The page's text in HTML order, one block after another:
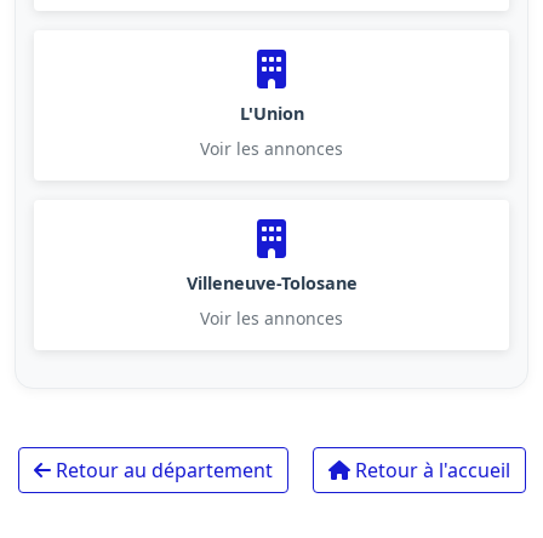
L'Union
Voir les annonces
Villeneuve-Tolosane
Voir les annonces
Retour au département Retour à l'accueil